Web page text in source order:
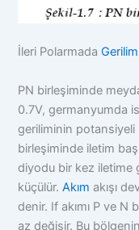
İleri Polarmada Gerilim
PN birleşiminde
0.7V, germanyumda
geriliminin potansiyeli
birleşiminde iletim
diyodu bir kez
küçülür.Akım akışı
denir. If akımı P ve
az değişir. Bu